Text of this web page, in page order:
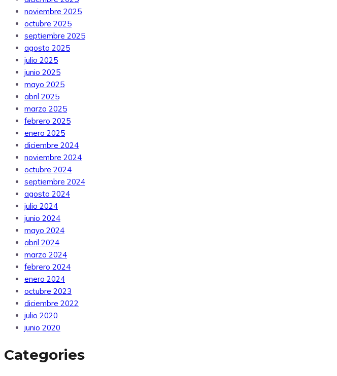
noviembre 2025
octubre 2025
septiembre 2025
agosto 2025
julio 2025
junio 2025
mayo 2025
abril 2025
marzo 2025
febrero 2025
enero 2025
diciembre 2024
noviembre 2024
octubre 2024
septiembre 2024
agosto 2024
julio 2024
junio 2024
mayo 2024
abril 2024
marzo 2024
febrero 2024
enero 2024
octubre 2023
diciembre 2022
julio 2020
junio 2020
Categories